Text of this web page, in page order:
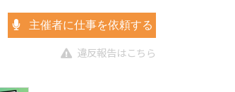
主催者に仕事を依頼する
違反報告はこちら